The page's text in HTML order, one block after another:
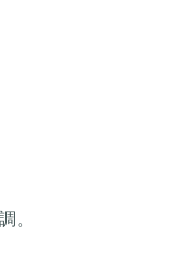
。